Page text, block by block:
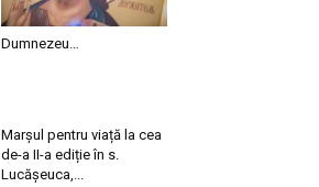
Dumnezeu…
Marșul pentru viață la cea
de-a II-a ediție în s.
Lucășeuca,...